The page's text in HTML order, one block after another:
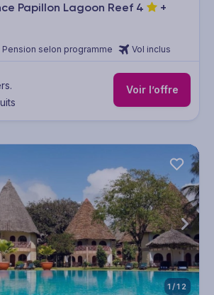
Papillon Lagoon Reef 4
+
Pension selon programme Vol inclus
Voir l’offre
1/12